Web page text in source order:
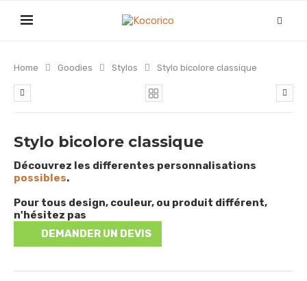
Home Goodies Stylos Stylo bicolore classique
Stylo bicolore classique
Découvrez les differentes personnalisations
possibles.
Pour tous design, couleur, ou produit différent,
n'hésitez pas
DEMANDER UN DEVIS